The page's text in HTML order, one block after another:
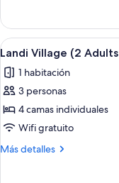
and
children)
Village
(2
Adults
2
children)
Ver
todas
las
fotos
de
Landi
Village
10
Landi Village (2
1 habitación
3 personas
4 camas individuales
Wifi gratuito
Más detalles
Más